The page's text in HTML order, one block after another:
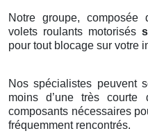
Notre groupe,
volets roulants motorisés
pour tout blocage sur votre
Nos spécialistes peuvent
moins d’une très courte
composants nécessaires
fréquemment rencontrés.